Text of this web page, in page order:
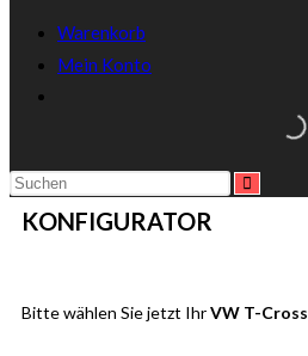
Warenkorb
Mein Konto
KONFIGURATOR
Bitte wählen Sie jetzt IhrVW T-Cross